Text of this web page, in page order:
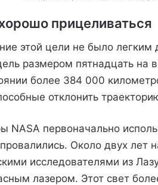
прицеливаться
этой цели не было
размером пятнадцать на
более 384 000
отклонить
NASA первоначально
Около двух лет
исследователями из
лазером. Этот свет